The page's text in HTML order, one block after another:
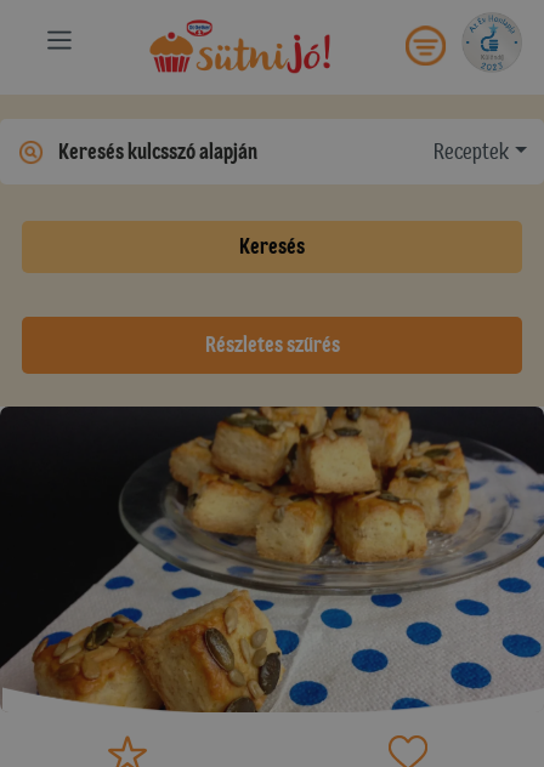
Receptek
Keresés
Részletes szűrés